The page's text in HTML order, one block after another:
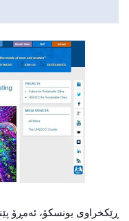
ڕێكخراوی یونسكۆ، ئەمڕۆ